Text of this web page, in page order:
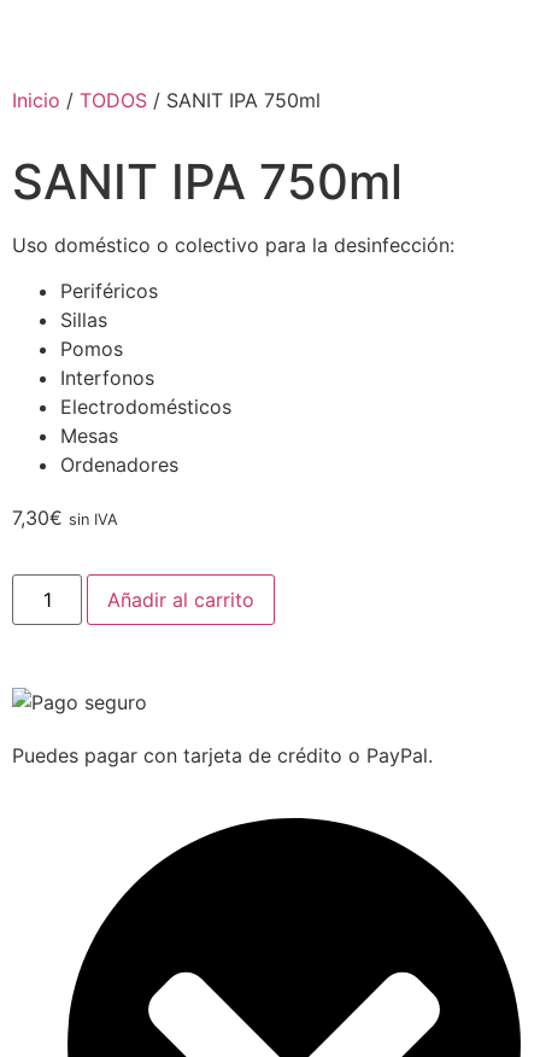
Inicio / TODOS / SANIT IPA 750ml
SANIT IPA 750ml
Uso doméstico o colectivo para la desinfección:
Periféricos
Sillas
Pomos
Interfonos
Electrodomésticos
Mesas
Ordenadores
7,30€ sin IVA
Añadir al carrito
Puedes pagar con tarjeta de crédito o PayPal.